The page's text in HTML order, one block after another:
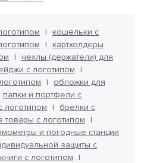
кошельки с
картхолдеры
чехлы (держатели) для
с логотипом
обложки для
папки и портфели с
логотипом
брелки с
товары с логотипом
и погодные станции
защиты с
с логотипом